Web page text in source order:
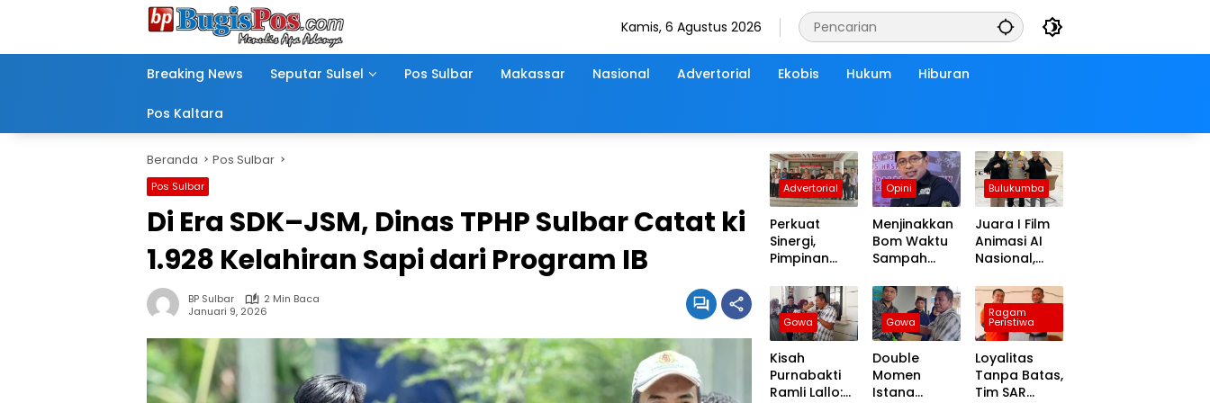
Kamis, 6 Agustus 2026
Breaking News Seputar Sulsel Pos Sulbar Makassar Nasional Advertorial Ekobis Hukum Hiburan
Pos Kaltara
Beranda Pos Sulbar
Pos Sulbar
Di Era SDK–JSM, Dinas TPHP Sulbar Catat ki
1.928 Kelahiran Sapi dari Program IB
BP Sulbar
2 Min Baca
Januari 9, 2026
Advertorial
Perkuat
Sinergi,
Pimpinan
DPRD Wajo
Sambut
Hangat
Kunjungan
Silaturahmi
Kapolres
Wajo yang
Opini
Menjinakkan
Bom Waktu
Sampah
Mengubah
Kepanikan
Publik
Menjadi
Revolusi
Berbasis RT
Bulukumba
Juara I Film
Animasi AI
Nasional,
Matahari
Dapat ki
Tauwwa
Apresiasi
Dari
Kapolres
Bulukumba
Gowa
Kisah
Purnabakti
Ramli Lallo:
Gowa
Double
Momen
Istana
Ragam
Peristiwa
Loyalitas
Tanpa Batas,
Tim SAR